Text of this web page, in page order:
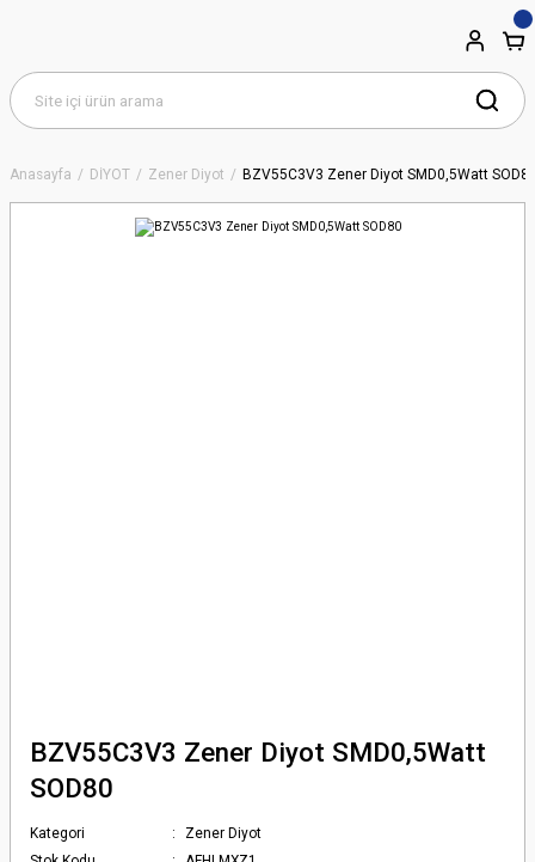
Anasayfa DİYOT Zener Diyot BZV55C3V3 Zener Diyot SMD0,5Watt
BZV55C3V3 Zener Diyot SMD0,5Watt
SOD80
Kategori
Zener Diyot